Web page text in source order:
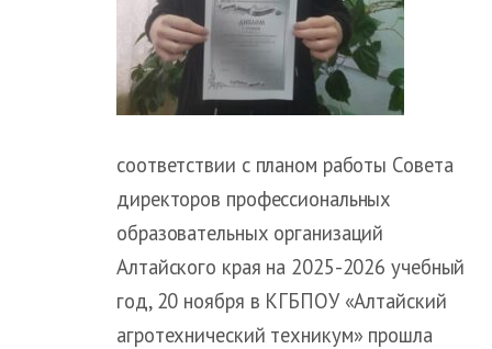
соответствии с планом работы Совета
директоров профессиональных
образовательных организаций
Алтайского края на 2025-2026 учебный
год, 20 ноября в КГБПОУ «Алтайский
агротехнический техникум» прошла